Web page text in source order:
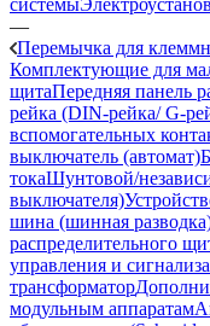
системы
—
Перемычка для
Комплектующие для
щитаПередняя панель
рейка (DIN-рейка/ G-
вспомогательных
выключатель (автомат)
токаШунтовой/
выключателя)
шина (шинная
распределительного
управления и
трансформатор
модульным аппаратам